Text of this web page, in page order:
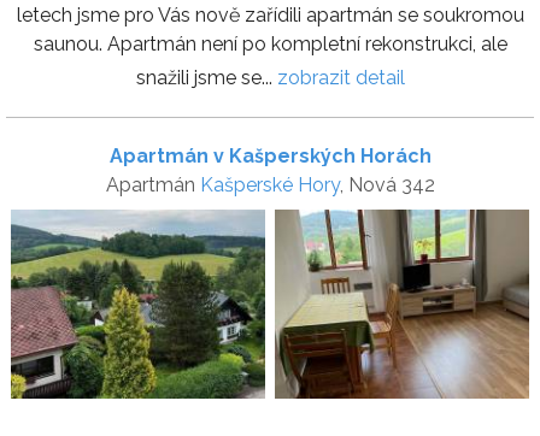
letech jsme pro Vás nově zařídili apartmán se soukromou
saunou. Apartmán není po kompletní rekonstrukci, ale
snažili jsme se... zobrazit detail
Apartmán v Kašperských Horách
Apartmán Kašperské Hory, Nová 342